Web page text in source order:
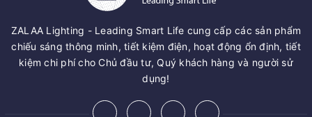
ZALAA Lighting - Leading Smart Life cung cấp các sản phẩm
chiếu sáng thông minh, tiết kiệm điện, hoạt động ổn định, tiết
kiệm chi phí cho Chủ đầu tư, Quý khách hàng và người sử
dụng!